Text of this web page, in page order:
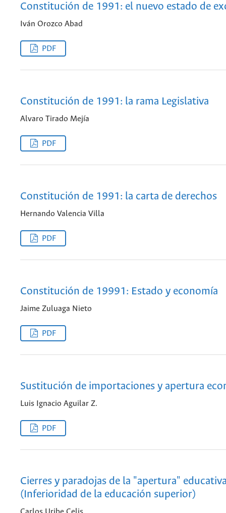
Constitución de 1991: el nuevo estado de
Iván Orozco Abad
PDF
Constitución de 1991: la rama Legislativa
Alvaro Tirado Mejía
PDF
Constitución de 1991: la carta de derechos
Hernando Valencia Villa
PDF
Constitución de 19991: Estado y economía
Jaime Zuluaga Nieto
PDF
Sustitución de importaciones y apertura
Luis Ignacio Aguilar Z.
PDF
Cierres y paradojas de la "apertura"
(Inferioridad de la educación superior)